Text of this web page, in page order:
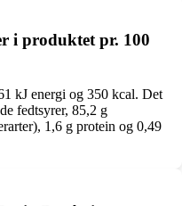
i produktet pr. 100
kJ energi og 350 kcal. Det
fedtsyrer, 85,2 g
1,6 g protein og 0,49